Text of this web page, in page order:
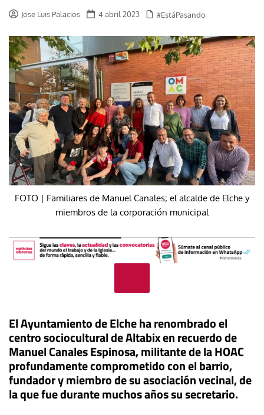
Jose Luis Palacios 4 abril 2023 #EstáPasando
FOTO | Familiares de Manuel Canales; el alcalde de Elche y
miembros de la corporación municipal
El Ayuntamiento de Elche ha renombrado el
centro sociocultural de Altabix en recuerdo de
Manuel Canales Espinosa, militante de la HOAC
profundamente comprometido con el barrio,
fundador y miembro de su asociación vecinal, de
la que fue durante muchos años su secretario.